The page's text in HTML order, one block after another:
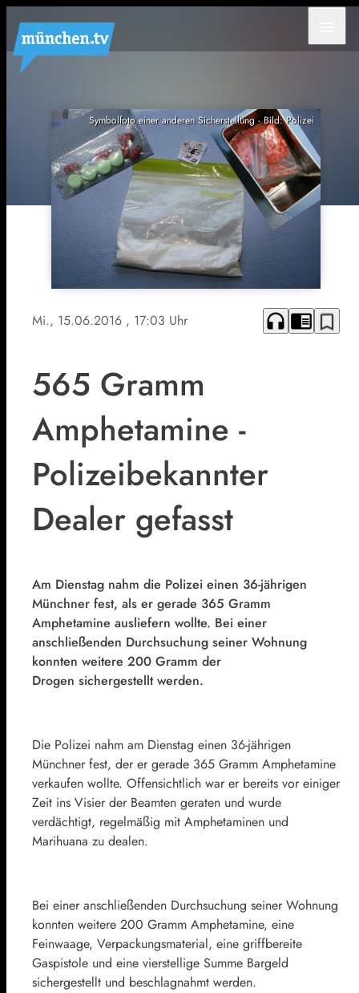
Symbolfoto einer anderen Sicherstellung - Bild: Polizei
Mi., 15.06.2016 , 17:03 Uhr headphones chrome_reader_mode bookmark_border
565 Gramm
Amphetamine -
Polizeibekannter
Dealer gefasst
Am Dienstag nahm die Polizei einen 36-jährigen
Münchner fest, als er gerade 365 Gramm
Amphetamine ausliefern wollte. Bei einer
anschließenden Durchsuchung seiner Wohnung
konnten weitere 200 Gramm der
Drogen sichergestellt werden.
Die Polizei nahm am Dienstag einen 36-jährigen
Münchner fest, der er gerade 365 Gramm Amphetamine
verkaufen wollte. Offensichtlich war er bereits vor einiger
Zeit ins Visier der Beamten geraten und wurde
verdächtigt, regelmäßig mit Amphetaminen und
Marihuana zu dealen.
Bei einer anschließenden Durchsuchung seiner Wohnung
konnten weitere 200 Gramm Amphetamine, eine
Feinwaage, Verpackungsmaterial, eine griffbereite
Gaspistole und eine vierstellige Summe Bargeld
sichergestellt und beschlagnahmt werden.